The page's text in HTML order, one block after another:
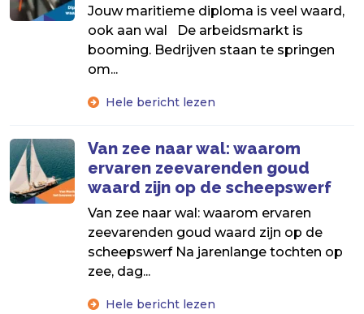
Jouw maritieme diploma is veel waard,
ook aan wal De arbeidsmarkt is
booming. Bedrijven staan te springen
om...
Hele bericht lezen
Van zee naar wal: waarom
ervaren zeevarenden goud
waard zijn op de scheepswerf
Van zee naar wal: waarom ervaren
zeevarenden goud waard zijn op de
scheepswerf Na jarenlange tochten op
zee, dag...
Hele bericht lezen